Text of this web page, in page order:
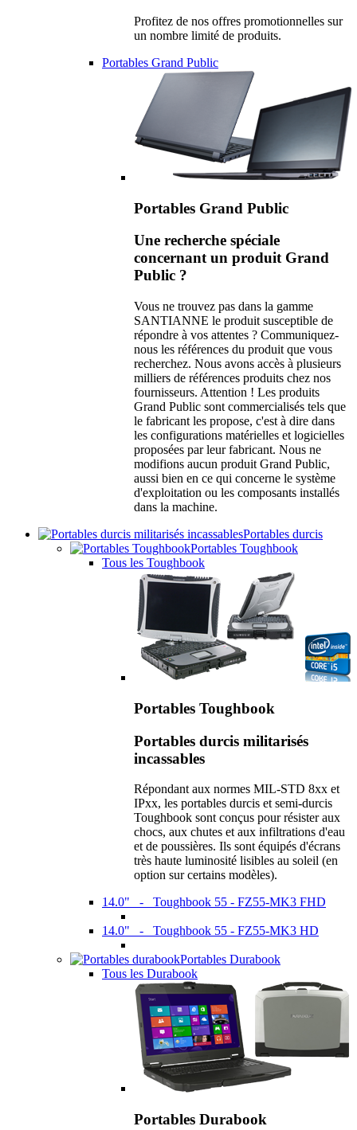
Profitez de nos offres promotionnelles sur
un nombre limité de produits.
Portables Grand Public
Portables Grand Public
Une recherche spéciale
concernant un produit Grand
Public ?
Vous ne trouvez pas dans la gamme
SANTIANNE le produit susceptible de
répondre à vos attentes ? Communiquez-
nous les références du produit que vous
recherchez. Nous avons accès à plusieurs
milliers de références produits chez nos
fournisseurs. Attention ! Les produits
Grand Public sont commercialisés tels que
le fabricant les propose, c'est à dire dans
les configurations matérielles et logicielles
proposées par leur fabricant. Nous ne
modifions aucun produit Grand Public,
aussi bien en ce qui concerne le système
d'exploitation ou les composants installés
dans la machine.
Portables durcis
Portables Toughbook
Tous les Toughbook
Portables Toughbook
Portables durcis militarisés
incassables
Répondant aux normes MIL-STD 8xx et
IPxx, les portables durcis et semi-durcis
Toughbook sont conçus pour résister aux
chocs, aux chutes et aux infiltrations d'eau
et de poussières. Ils sont équipés d'écrans
très haute luminosité lisibles au soleil (en
option sur certains modèles).
14.0" - Toughbook 55 - FZ55-MK3 FHD
14.0" - Toughbook 55 - FZ55-MK3 HD
Portables Durabook
Tous les Durabook
Portables Durabook